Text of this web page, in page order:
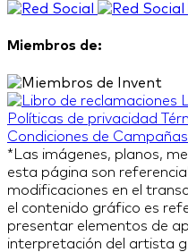
Miembros de:
Políticas de privacidad
Condiciones de Campañas
*Las imágenes, planos,
esta página son
modificaciones en el
el contenido gráfico es
presentar elementos de
interpretación del artista